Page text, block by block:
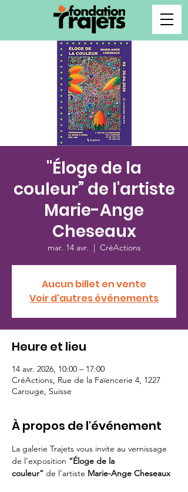
"Éloge de la
couleur” de l'artiste
Marie-Ange
Cheseaux
mar. 14 avr.
  |
CréActions
Aucun billet en vente
Voir d'autres événements
Heure et lieu
14 avr. 2026, 10:00 – 17:00
CréActions, Rue de la Faïencerie 4, 1227
Carouge, Suisse
À propos de l'événement
La galerie Trajets vous invite au vernissage
de l'exposition “Éloge de la
couleur” de l'artiste Marie-Ange Cheseaux